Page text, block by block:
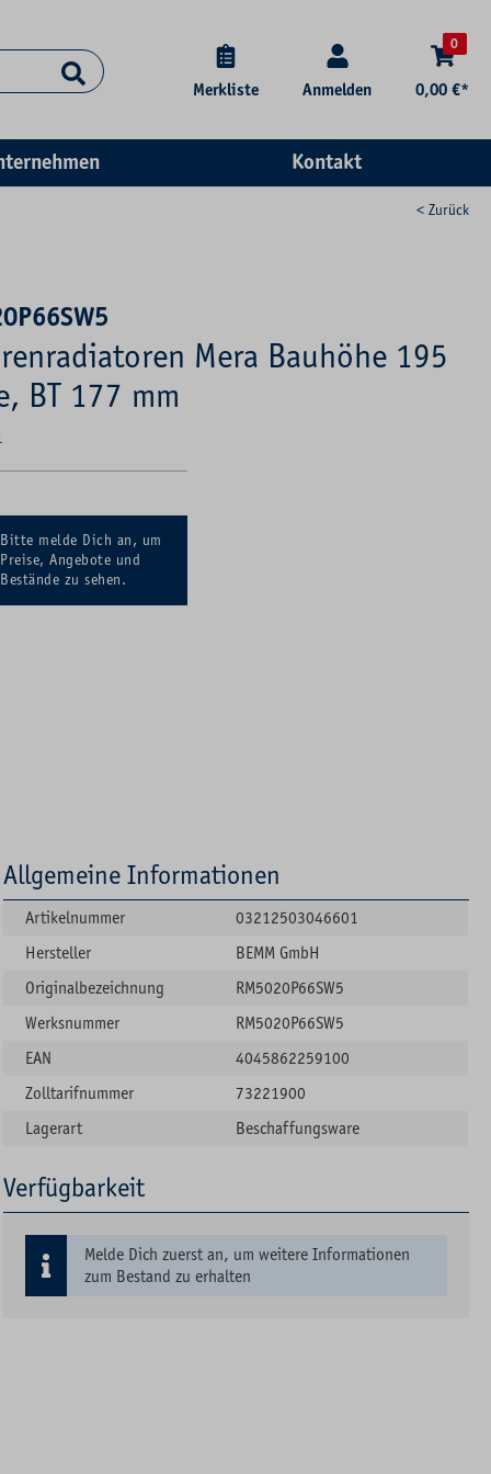
Merkliste Anmelden
0
0,00 €*
Kontakt
< Zurück
Mera Bauhöhe 195
BT 177 mm
Bitte melde Dich an, um
Preise, Angebote und
Bestände zu sehen.
Allgemeine Informationen
Artikelnummer
03212503046601
Hersteller
BEMM GmbH
Originalbezeichnung
RM5020P66SW5
Werksnummer
RM5020P66SW5
EAN
4045862259100
Zolltarifnummer
73221900
Lagerart
Beschaffungsware
Verfügbarkeit
Melde Dich zuerst an, um weitere Informationen
zum Bestand zu erhalten